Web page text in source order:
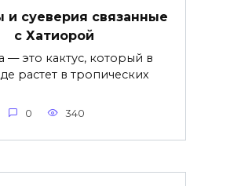
и суеверия связанные
с Хатиорой
— это кактус, который в
растет в тропических
0 340